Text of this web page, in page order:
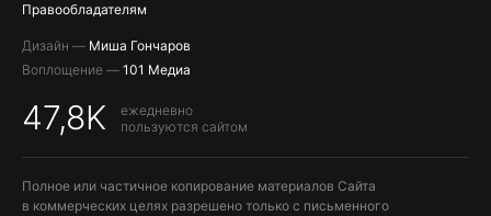
Правообладателям
Дизайн — Миша Гончаров
Воплощение — 101 Медиа
47,8K
ежедневно
пользуются сайтом
Полное или частичное копирование материалов Сайта
в коммерческих целях разрешено только с письменного